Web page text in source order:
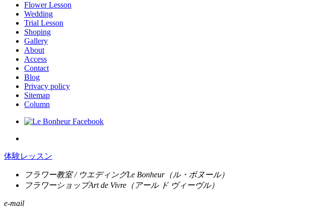
Flower Lesson
Wedding
Trial Lesson
Shoping
Gallery
About
Access
Contact
Blog
Privacy policy
Sitemap
Column
体験レッスン
フラワー教室 / ウエディングLe Bonheur（ル・ボヌール）
フラワーショップArt de Vivre （アール ド ヴィーヴル）
e-mail